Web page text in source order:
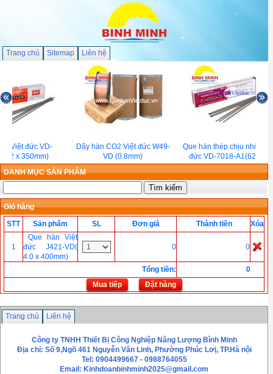
Trang chủ Sitemap Liên hệ
Việt đức VD-
x 350mm)
Dây hàn CO2 Việt đức W49-
VD (0.8mm)
Que hàn thép chịu nhiệt
đức VD-7018-A1(620℃)
DANH MỤC SẢN PHẨM
Giỏ hàng
STT
Sản phẩm SL Đơn giá Thành tiền Xóa
1
Que hàn Việt
đức J421-VD(
4.0 x 400mm)
0 0
Tổng tiền:
0
Mua tiếp
Đặt hàng
Trang chủ Liên hệ
Công ty TNHH Thiết Bị Công Nghiệp Năng Lượng Bình Minh
Địa chỉ: Số 9,Ngõ 461 Nguyễn Văn Linh, Phường Phúc Lơị, TP.Hà nội
Tel: 0904499667 - 0988764055
Email: Kinhdoanbinhminh2025@gmail.com